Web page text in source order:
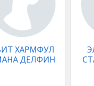
ХАРМФУЛ
ДЕЛФИН